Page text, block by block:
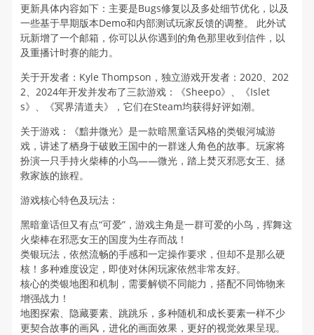
更新具体内容如下：主要是Bugs修复以及多处细节优化，以及
一些基于早期版本Demo和内部测试玩家反馈的调整。 此外试
玩新增了一个邮箱，你可以从你遇到的角色那里收到信件，以
及重播计时赛的能力。
关于开发者：Kyle Thompson，独立游戏开发者：2020、202
2、2024年开发并发布了三款游戏：《Sheepo》、《Islet
s》、《冥界清道夫》，它们在Steam均获得好评如潮。
关于游戏：《黯井微光》是一款暗黑童话风格的类银河城游
戏，讲述了栖身于破败王国中的一群迷人角色的故事。玩家将
扮演一只手持火柴棒的小鸟——微光，踏上焚灭邪恶女王、拯
救家族的旅程。
游戏核心特色及玩法：
黑暗童话但又有点“可爱”，游戏主角是一群可爱的小鸟，挥舞这
火柴棒在邪恶女王的国度为生存而战！
类银玩法，依然流畅的手感和一定操作要求，但却不是那么硬
核！多种难度设定，即使对休闲玩家依然非常友好。
核心的类银地图和机制，需要解锁不同能力，搭配不同饰物来
增强战力！
地图探索、隐藏要素、跳跳乐，多种随机和成长要素一样不少
更契合故事的画风，进化的画面效果，更好的视觉效果呈现。